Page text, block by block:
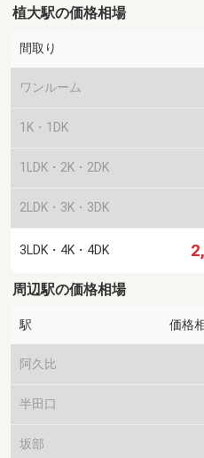
植大駅の価格相場
間取り
ワンルーム
1K・1DK
1LDK・2K・2DK
2LDK・3K・3DK
3LDK・4K・4DK
周辺駅の価格相場
駅 価格
阿久比
半田口
坂部